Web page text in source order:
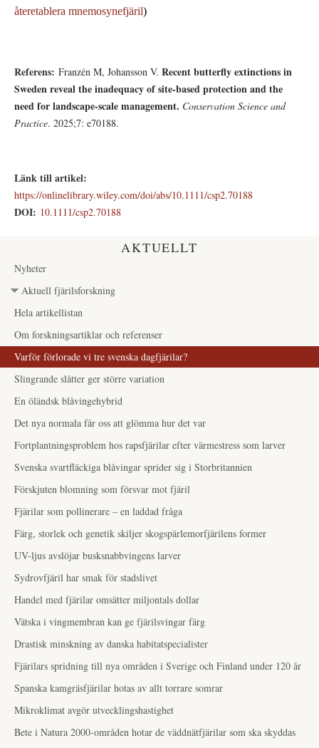
återetablera mnemosynefjäril)
Referens: Franzén M, Johansson V. Recent butterfly extinctions in
Sweden reveal the inadequacy of site-based protection and the
need for landscape-scale management. Conservation Science and
Practice. 2025;7: e70188.
Länk till artikel:
https://onlinelibrary.wiley.com/doi/abs/10.1111/csp2.70188
DOI: 10.1111/csp2.70188
AKTUELLT
Nyheter
Aktuell fjärilsforskning
Hela artikellistan
Om forskningsartiklar och referenser
Varför förlorade vi tre svenska dagfjärilar?
Slingrande slåtter ger större variation
En öländsk blåvingehybrid
Det nya normala får oss att glömma hur det var
Fortplantningsproblem hos rapsfjärilar efter värmestress som larver
Svenska svartfläckiga blåvingar sprider sig i Storbritannien
Förskjuten blomning som försvar mot fjäril
Fjärilar som pollinerare – en laddad fråga
Färg, storlek och genetik skiljer skogspärlemorfjärilens former
UV-ljus avslöjar busksnabbvingens larver
Sydrovfjäril har smak för stadslivet
Handel med fjärilar omsätter miljontals dollar
Vätska i vingmembran kan ge fjärilsvingar färg
Drastisk minskning av danska habitatspecialister
Fjärilars spridning till nya områden i Sverige och Finland under 120 år
Spanska kamgräsfjärilar hotas av allt torrare somrar
Mikroklimat avgör utvecklingshastighet
Bete i Natura 2000-områden hotar de väddnätfjärilar som ska skyddas